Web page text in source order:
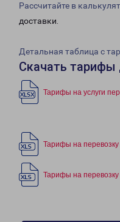
Рассчитайте в
доставки.
Детальная таблица с
Скачать тарифы
Тарифы на услуги
Тарифы на
Тарифы на